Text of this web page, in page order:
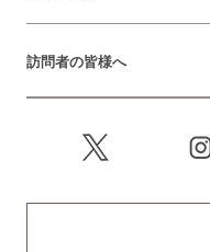
訪問者の皆様へ